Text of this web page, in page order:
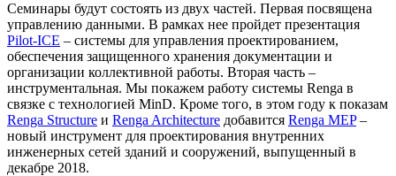
Семинары будут состоять из двух частей. Первая посвящена
управлению данными. В рамках нее пройдет презентация
Pilot-ICE – системы для управления проектированием,
обеспечения защищенного хранения документации и
организации коллективной работы. Вторая часть –
инструментальная. Мы покажем работу системы Renga в
связке с технологией MinD. Кроме того, в этом году к показам
Renga Structure и Renga Architecture добавится Renga MEP–
новый инструмент для проектирования внутренних
инженерных сетей зданий и сооружений, выпущенный в
декабре 2018.